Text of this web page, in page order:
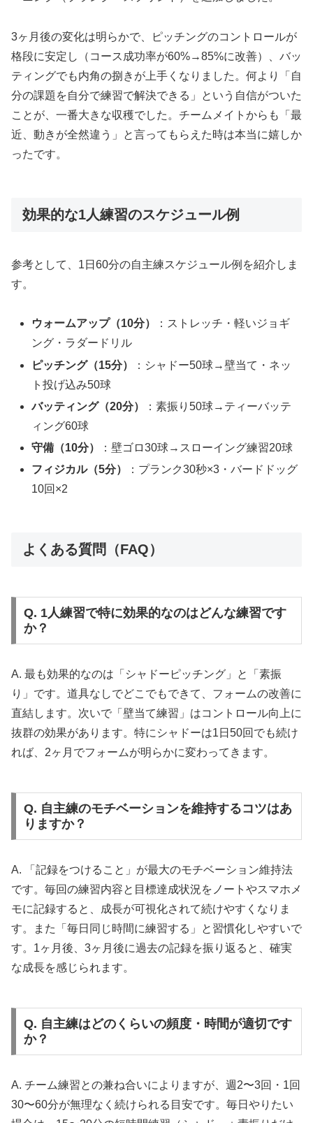
3ヶ月後の変化は明らかで、ピッチングのコントロールが
格段に安定し（コース成功率が60%→85%に改善）、バッ
ティングでも内角の捌きが上手くなりました。何より「自
分の課題を自分で練習で解決できる」という自信がついた
ことが、一番大きな収穫でした。チームメイトからも「最
近、動きが全然違う」と言ってもらえた時は本当に嬉しか
ったです。
効果的な1人練習のスケジュール例
参考として、1日60分の自主練スケジュール例を紹介しま
す。
ウォームアップ（10分）
：ストレッチ・軽いジョギ
ング・ラダードリル
ピッチング（15分）
：シャドー50球→壁当て・ネッ
ト投げ込み50球
バッティング（20分）
：素振り50球→ティーバッテ
ィング60球
守備（10分）
：壁ゴロ30球→スローイング練習20球
フィジカル（5分）
：プランク30秒×3・バードドッグ
10回×2
よくある質問（FAQ）
Q. 1人練習で特に効果的なのはどんな練習です
か？
A. 最も効果的なのは「シャドーピッチング」と「素振
り」です。道具なしでどこでもできて、フォームの改善に
直結します。次いで「壁当て練習」はコントロール向上に
抜群の効果があります。特にシャドーは1日50回でも続け
れば、2ヶ月でフォームが明らかに変わってきます。
Q. 自主練のモチベーションを維持するコツはあ
りますか？
A. 「記録をつけること」が最大のモチベーション維持法
です。毎回の練習内容と目標達成状況をノートやスマホメ
モに記録すると、成長が可視化されて続けやすくなりま
す。また「毎日同じ時間に練習する」と習慣化しやすいで
す。1ヶ月後、3ヶ月後に過去の記録を振り返ると、確実
な成長を感じられます。
Q. 自主練はどのくらいの頻度・時間が適切です
か？
A. チーム練習との兼ね合いによりますが、週2〜3回・1回
30〜60分が無理なく続けられる目安です。毎日やりたい